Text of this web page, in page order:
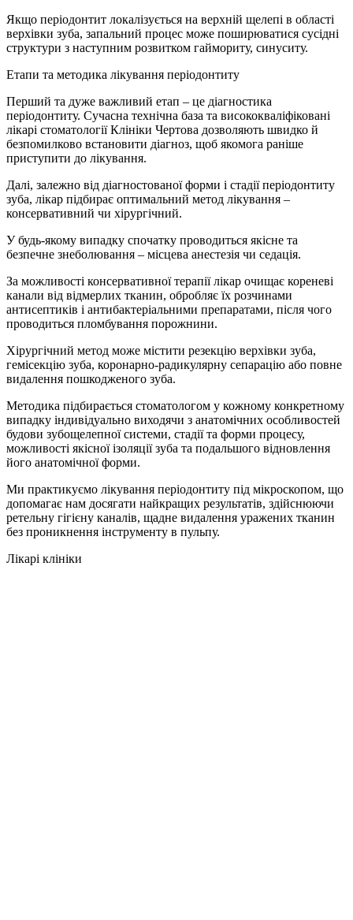
Якщо періодонтит локалізується на верхній щелепі в області
верхівки зуба, запальний процес може поширюватися сусідні
структури з наступним розвитком гаймориту, синуситу.
Етапи та методика лікування періодонтиту
Перший та дуже важливий етап – це діагностика
періодонтиту. Сучасна технічна база та висококваліфіковані
лікарі стоматології Клініки Чертова дозволяють швидко й
безпомилково встановити діагноз, щоб якомога раніше
приступити до лікування.
Далі, залежно від діагностованої форми і стадії періодонтиту
зуба, лікар підбирає оптимальний метод лікування –
консервативний чи хірургічний.
У будь-якому випадку спочатку проводиться якісне та
безпечне знеболювання – місцева анестезія чи седація.
За можливості консервативної терапії лікар очищає кореневі
канали від відмерлих тканин, обробляє їх розчинами
антисептиків і антибактеріальними препаратами, після чого
проводиться пломбування порожнини.
Хірургічний метод може містити резекцію верхівки зуба,
гемісекцію зуба, коронарно-радикулярну сепарацію або повне
видалення пошкодженого зуба.
Методика підбирається стоматологом у кожному конкретному
випадку індивідуально виходячи з анатомічних особливостей
будови зубощелепної системи, стадії та форми процесу,
можливості якісної ізоляції зуба та подальшого відновлення
його анатомічної форми.
Ми практикуємо лікування періодонтиту під мікроскопом, що
допомагає нам досягати найкращих результатів, здійснюючи
ретельну гігієну каналів, щадне видалення уражених тканин
без проникнення інструменту в пульпу.
Лікарі клініки